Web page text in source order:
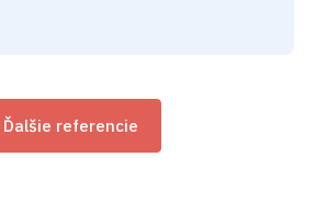
Ďalšie referencie